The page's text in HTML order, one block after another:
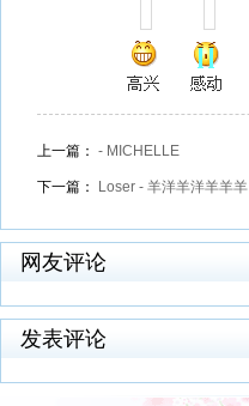
上一篇： - MICHELLE
下一篇： Loser - 羊洋羊洋羊羊羊
网友评论
发表评论